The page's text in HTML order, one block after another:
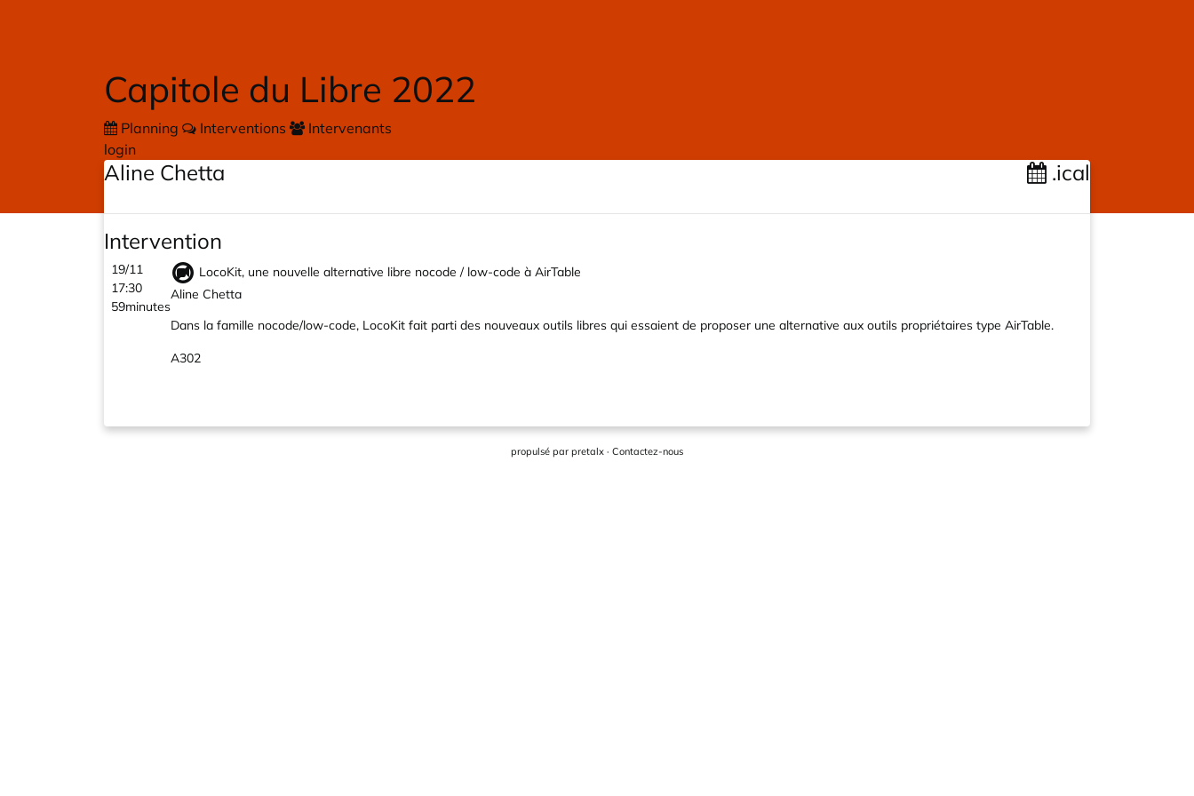
Capitole du Libre 2022
Planning Interventions
Intervenants
login
Aline Chetta .ical
Intervention
19/11
17:30
59minutes
LocoKit, une nouvelle alternative libre nocode / low-code à AirTable
Aline Chetta
Dans la famille nocode/low-code, LocoKit fait parti des nouveaux outils libres qui essaient de proposer une alternative aux outils propriétaires type AirTable.
A302
propulsé par pretalx · Contactez-nous